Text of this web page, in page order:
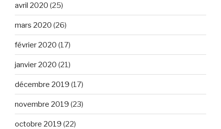
avril 2020 (25)
mars 2020 (26)
février 2020 (17)
janvier 2020 (21)
décembre 2019 (17)
novembre 2019 (23)
octobre 2019 (22)